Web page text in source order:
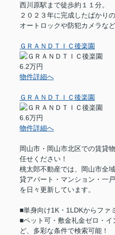
西川原駅まで徒歩約１１分。
２０２３年に完成したばかり
オートロックや防犯カメラな
ＧＲＡＮＤＴＩＣ後楽園
6.2万円
物件詳細へ
ＧＲＡＮＤＴＩＣ後楽園
6.6万円
物件詳細へ
岡山市・岡山市北区での賃貸
任せください！
桃太郎不動産では、岡山市全
貸アパート・マンション・一
を日々更新しています。
■単身向け1K・1LDKからファ
■ペット可・敷金礼金ゼロ・
ど、多彩な条件で検索可能！